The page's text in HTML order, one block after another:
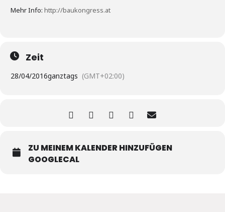
Mehr Info: http://baukongress.at
Zeit
28/04/2016ganztags (GMT+02:00)
ZU MEINEM KALENDER HINZUFÜGEN
GOOGLECAL